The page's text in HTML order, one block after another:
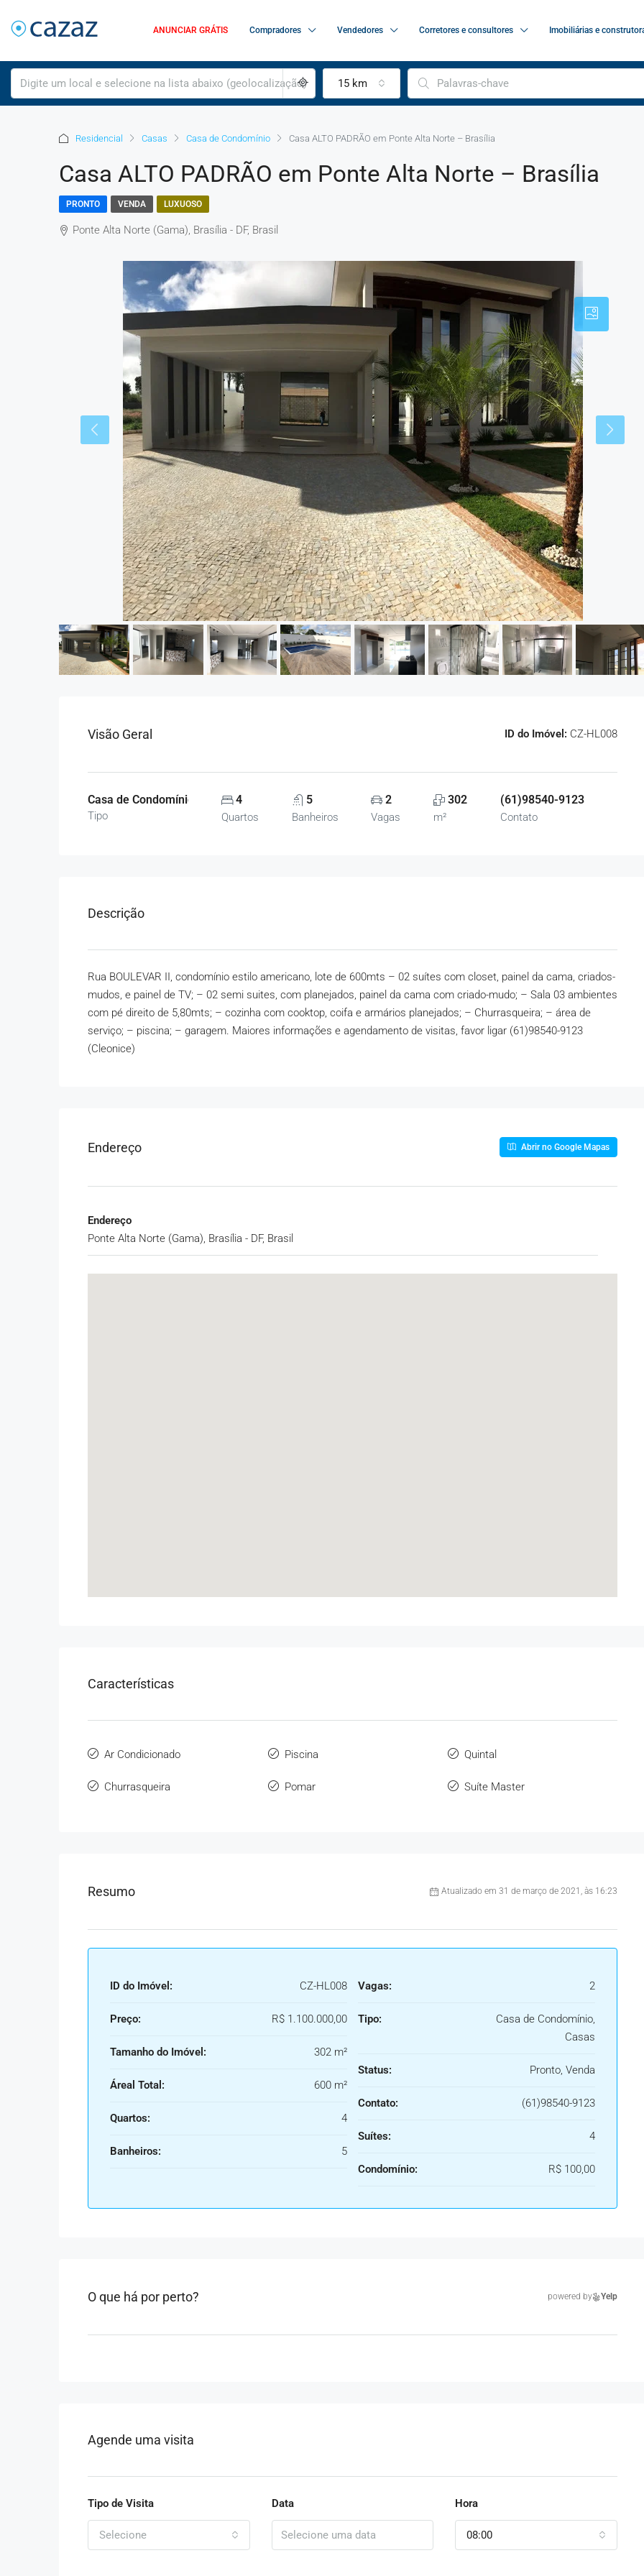
ANUNCIAR GRÁTIS Compradores Vendedores Corretores e consultores Imobiliárias e
15 km
Residencial Casas Casa de Condomínio Casa ALTO PADRÃO em Ponte Alta Norte – Brasília
Casa ALTO PADRÃO em Ponte Alta Norte – Brasília
PRONTO VENDA LUXUOSO
Ponte Alta Norte (Gama), Brasília - DF, Brasil
Visão Geral ID do Imóvel: CZ-HL008
Casa de Condomínio, Casas
Tipo
4
Quartos
5
Banheiros
2
Vagas
302
m²
(61)98540-9123
Contato
Descrição
Rua BOULEVAR II, condomínio estilo americano, lote de 600mts – 02 suítes com closet, painel da cama, criados-
mudos, e painel de TV; – 02 semi suites, com planejados, painel da cama com criado-mudo; – Sala 03 ambientes
com pé direito de 5,80mts; – cozinha com cooktop, coifa e armários planejados; – Churrasqueira; – área de
serviço; – piscina; – garagem. Maiores informações e agendamento de visitas, favor ligar (61)98540-9123
(Cleonice)
Endereço Abrir no Google Mapas
Endereço
Ponte Alta Norte (Gama), Brasília - DF, Brasil
Características
Ar Condicionado
Churrasqueira
Piscina
Pomar
Quintal
Suíte Master
Resumo Atualizado em 31 de março de 2021, às 16:23
ID do Imóvel: CZ-HL008
Preço: R$ 1.100.000,00
Tamanho do Imóvel: 302 m²
Áreal Total: 600 m²
Quartos: 4
Banheiros: 5
Vagas: 2
Tipo:
Casa de Condomínio,
Casas
Status: Pronto, Venda
Contato: (61)98540-9123
Suítes: 4
Condomínio: R$ 100,00
O que há por perto? powered by Yelp
Agende uma visita
Tipo de Visita
Selecione
Data Hora
08:00